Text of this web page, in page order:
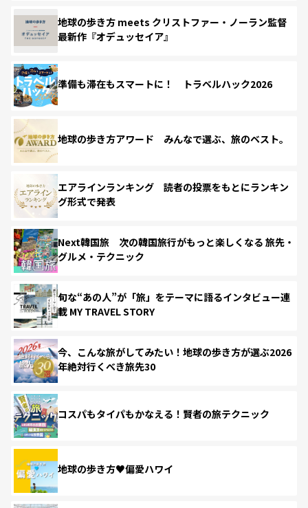
地球の歩き方 meets クリストファー・ノーラン監督
最新作『オデュッセイア』
準備も滞在もスマートに！ トラベルハック2026
地球の歩き方アワード みんなで選ぶ、旅のベスト。
エアラインランキング 読者の投票をもとにランキン
グ形式で発表
Next韓国旅 次の韓国旅行がもっと楽しくなる 旅先・
グルメ・テクニック
旬な“あの人”が「旅」をテーマに語るインタビュー連
載 MY TRAVEL STORY
今、こんな旅がしてみたい！地球の歩き方が選ぶ2026
年絶対行くべき旅先30
コスパもタイパもかなえる！賢者の旅テクニック
地球の歩き方♥偏愛ハワイ